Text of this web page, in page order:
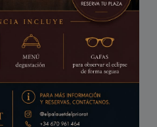
de Montsant